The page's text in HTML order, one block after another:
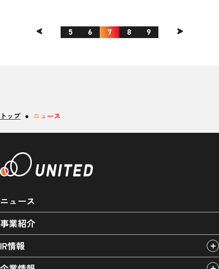
5 6 7 8 9
トップ ニュース
ニュース
事業紹介
IR情報